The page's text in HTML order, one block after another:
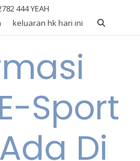
444 YEAH
keluaran hk hari ini
Sport
Di